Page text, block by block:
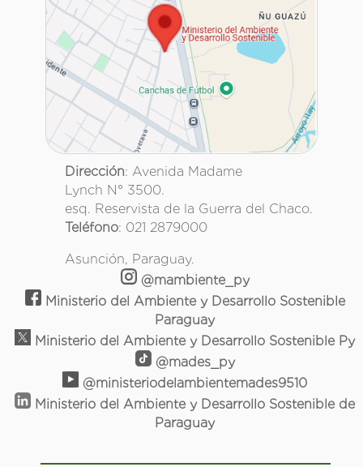
Dirección: Avenida Madame
Lynch N° 3500.
esq. Reservista de la Guerra del Chaco.
Teléfono: 021 2879000
Asunción, Paraguay.
@mambiente_py
Ministerio del Ambiente y Desarrollo Sostenible
Paraguay
Ministerio del Ambiente y Desarrollo Sostenible Py
@mades_py
@ministeriodelambientemades9510
Ministerio del Ambiente y Desarrollo Sostenible de
Paraguay